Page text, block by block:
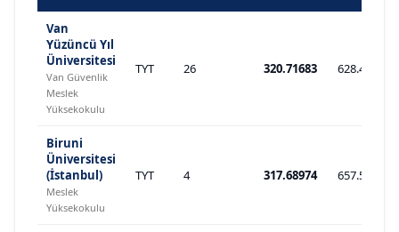
Van
Yüzüncü Yıl
Üniversitesi
Van Güvenlik
Meslek
Yüksekokulu
TYT 26 320.71683 628.433
Biruni
Üniversitesi
(İstanbul)
Meslek
Yüksekokulu
TYT 4 317.68974 657.547